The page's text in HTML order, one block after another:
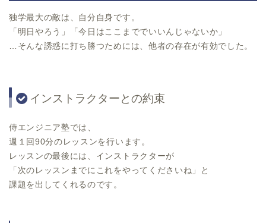
独学最大の敵は、自分自身です。
「明日やろう」「今日はここまででいいんじゃないか」
…そんな誘惑に打ち勝つためには、他者の存在が有効でした。
インストラクターとの約束
侍エンジニア塾では、
週１回90分のレッスンを行います。
レッスンの最後には、インストラクターが
「次のレッスンまでにこれをやってくださいね」と
課題を出してくれるのです。